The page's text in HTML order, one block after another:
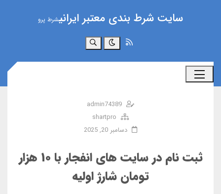
سایت شرط بندی معتبر ایرانیشرط پرو
جستجو
admin74389
shartpro
دسامبر 20, 2025
ثبت‌ نام در سایت‌ های انفجار با ۱۰ هزار
تومان‌ شارژ اولیه